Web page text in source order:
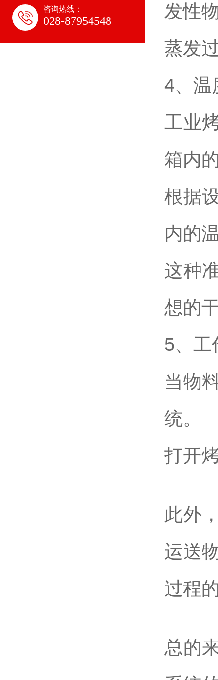
咨询热线：
028-87954548
发性
蒸发
4、温
工业
箱内
根据
内的
这种
想的
5、工
当物
统。
打开
此外
运送
过程
总的